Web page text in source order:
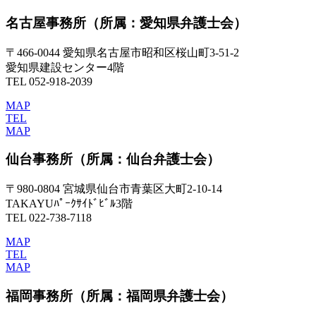
名古屋事務所 （所属：愛知県弁護士会）
〒466-0044 愛知県名古屋市昭和区桜山町3-51-2
愛知県建設センター4階
TEL 052-918-2039
MAP
TEL
MAP
仙台事務所 （所属：仙台弁護士会）
〒980-0804 宮城県仙台市青葉区大町2-10-14
TAKAYUﾊﾟｰｸｻｲﾄﾞﾋﾞﾙ3階
TEL 022-738-7118
MAP
TEL
MAP
福岡事務所 （所属：福岡県弁護士会）